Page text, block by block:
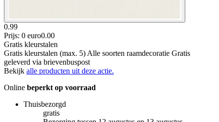
0.99
Prijs: 0 euro0.00
Gratis kleurstalen
Gratis kleurstalen (max. 5) Alle soorten raamdecoratie Gratis
geleverd via brievenbuspost
Bekijk alle producten uit deze actie.
Online beperkt op voorraad
Thuisbezorgd
gratis